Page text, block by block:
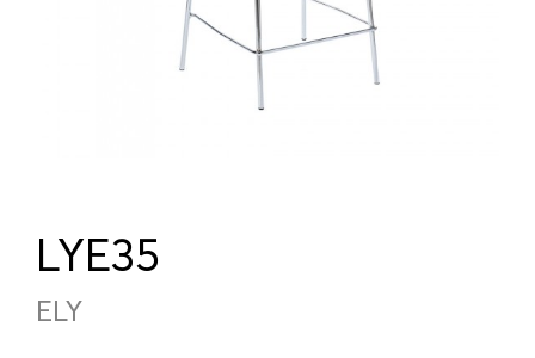
LYE35
ELY